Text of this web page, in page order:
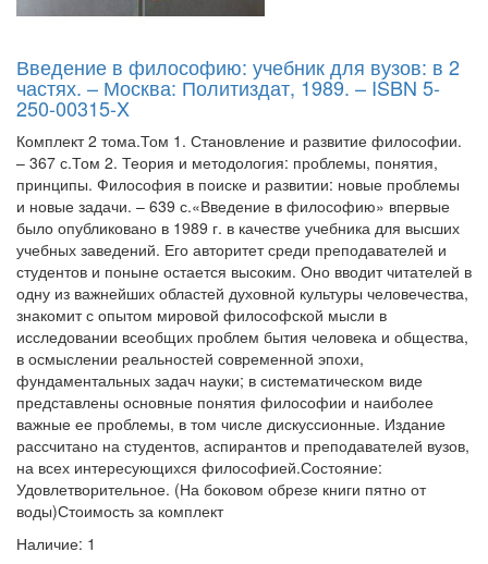
Введение в философию: учебник для вузов: в 2
частях. – Москва: Политиздат, 1989. – ISBN 5-
250-00315-X
Комплект 2 тома.Том 1. Становление и развитие философии.
– 367 с.Том 2. Теория и методология: проблемы, понятия,
принципы. Философия в поиске и развитии: новые проблемы
и новые задачи. – 639 с.«Введение в философию» впервые
было опубликовано в 1989 г. в качестве учебника для высших
учебных заведений. Его авторитет среди преподавателей и
студентов и поныне остается высоким. Оно вводит читателей в
одну из важнейших областей духовной культуры человечества,
знакомит с опытом мировой философской мысли в
исследовании всеобщих проблем бытия человека и общества,
в осмыслении реальностей современной эпохи,
фундаментальных задач науки; в систематическом виде
представлены основные понятия философии и наиболее
важные ее проблемы, в том числе дискуссионные. Издание
рассчитано на студентов, аспирантов и преподавателей вузов,
на всех интересующихся философией.Состояние:
Удовлетворительное. (На боковом обрезе книги пятно от
воды)Стоимость за комплект
Наличие: 1